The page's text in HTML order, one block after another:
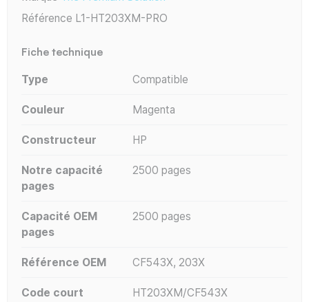
Référence L1-HT203XM-PRO
Fiche technique
Type Compatible
Couleur Magenta
Constructeur HP
Notre capacité
pages
2500 pages
Capacité OEM
pages
2500 pages
Référence OEM CF543X, 203X
Code court HT203XM/CF543X